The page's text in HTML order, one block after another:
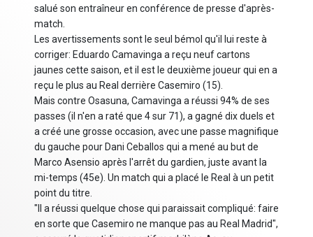
salué son entraîneur en conférence de presse d'après-
match.
Les avertissements sont le seul bémol qu'il lui reste à
corriger: Eduardo Camavinga a reçu neuf cartons
jaunes cette saison, et il est le deuxième joueur qui en a
reçu le plus au Real derrière Casemiro (15).
Mais contre Osasuna, Camavinga a réussi 94% de ses
passes (il n'en a raté que 4 sur 71), a gagné dix duels et
a créé une grosse occasion, avec une passe magnifique
du gauche pour Dani Ceballos qui a mené au but de
Marco Asensio après l'arrêt du gardien, juste avant la
mi-temps (45e). Un match qui a placé le Real à un petit
point du titre.
"Il a réussi quelque chose qui paraissait compliqué: faire
en sorte que Casemiro ne manque pas au Real Madrid",